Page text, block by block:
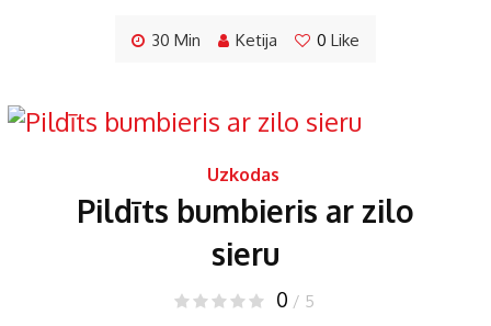
30 Min Ketija 0 Like
Uzkodas
Pildīts bumbieris ar zilo
sieru
0 / 5